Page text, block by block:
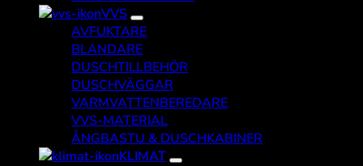
VVS
AVFUKTARE
BLANDARE
DUSCHTILLBEHÖR
DUSCHVÄGGAR
VARMVATTENBEREDARE
VVS-MATERIAL
ÅNGBASTU & DUSCHKABINER
KLIMAT